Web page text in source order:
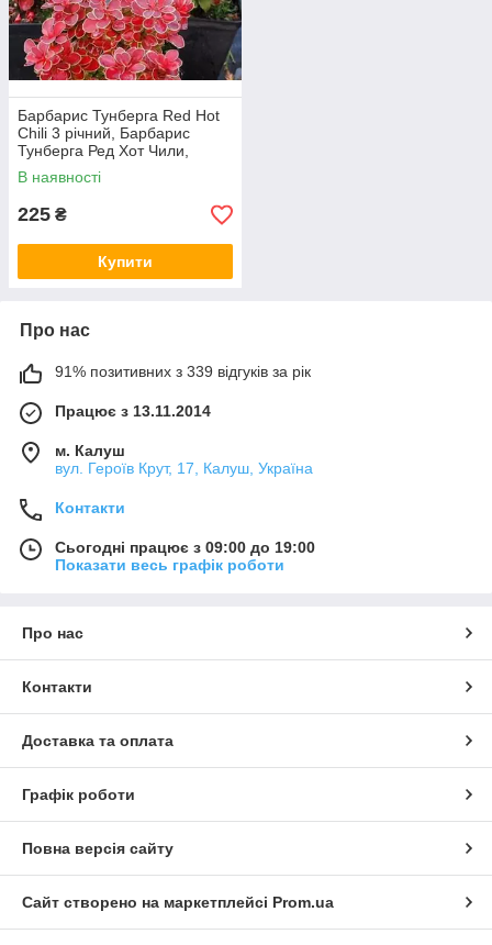
Барбарис Тунберга Red Hot
Chili 3 річний, Барбарис
Тунберга Ред Хот Чили,
Berberis thunbergii Red Hot
Chili
В наявності
225 ₴
Купити
Про нас
91% позитивних з 339 відгуків за рік
Працює з 13.11.2014
м. Калуш
вул. Героїв Крут, 17, Калуш, Україна
Контакти
Сьогодні працює з 09:00 до 19:00
Показати весь графік роботи
Про нас
Контакти
Доставка та оплата
Графік роботи
Повна версія сайту
Сайт створено на маркетплейсі Prom.ua